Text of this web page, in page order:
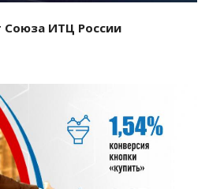
Союза ИТЦ России